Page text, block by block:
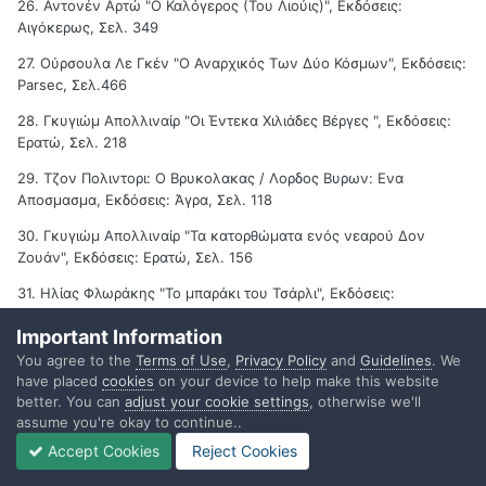
26. Αντονέν Αρτώ "Ο Καλόγερος (Του Λιούις)", Εκδόσεις:
Αιγόκερως, Σελ. 349
27. Ούρσουλα Λε Γκέν "Ο Αναρχικός Των Δύο Κόσμων", Εκδόσεις:
Parsec, Σελ.466
28. Γκυγιώμ Απολλιναίρ "Οι Έντεκα Χιλιάδες Βέργες ", Εκδόσεις:
Ερατώ, Σελ. 218
29. Τζον Πολιντορι: Ο Βρυκολακας / Λορδος Βυρων: Ενα
Αποσμασμα, Εκδόσεις: Άγρα, Σελ. 118
30. Γκυγιώμ Απολλιναίρ "Τα κατορθώματα ενός νεαρού Δον
Ζουάν", Εκδόσεις: Ερατώ, Σελ. 156
31. Ηλίας Φλωράκης "Το μπαράκι του Τσάρλι", Εκδόσεις:
32. Τέρυ Πράτσετ "Πυραμίδες", Εκδόσεις: Ψυχογιός, Σελ. 421
33. Πιερ Λουίς "Μικρές ερωτικές σκηνές", Εκδόσεις: Ερατώ, Σελ.
212
34. Τερυ Πρατσετ "Χιλιαδες νανοι κι ενα τηγανι", Εκδοσεις:
Ψυχογιος, Σελ.345
Important Information
You agree to the Terms of Use, Privacy Policy and Guidelines. We
have placed cookies on your device to help make this website
better. You can adjust your cookie settings, otherwise we'll
assume you're okay to continue..
Accept Cookies Reject Cookies